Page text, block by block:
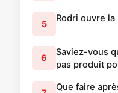
5
Rodri ouvre
6
Saviez-vous
pas produit
Que faire